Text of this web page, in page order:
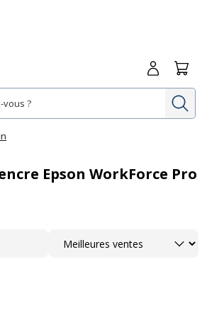
Me
Epson WorkForce Pro
Trier